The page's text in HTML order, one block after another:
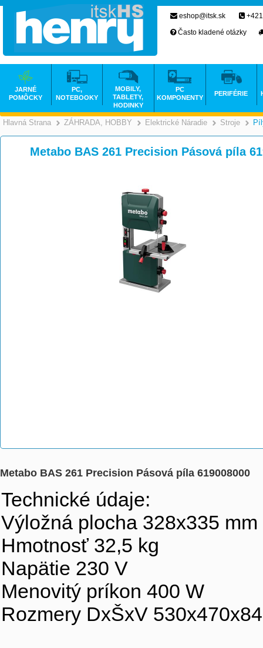
Hlavná Strana >
ZÁHRADA, HOBBY >
Elektrické Náradie Stroje
Metabo BAS 261 Precision Pásová píla
Metabo BAS 261 Precision Pásová píla 619008000
Technické údaje:
Výložná plocha 328x335 mm
Hmotnosť 32,5 kg
Napätie 230 V
Menovitý príkon 400 W
Rozmery DxŠxV
eshop@itsk.sk
Často kladené otázky
JARNÉ
POMÔCKY
PC,
NOTEBOOKY
MOBILY,
TABLETY,
HODINKY
PC
KOMPONENTY
PERIFÉRIE